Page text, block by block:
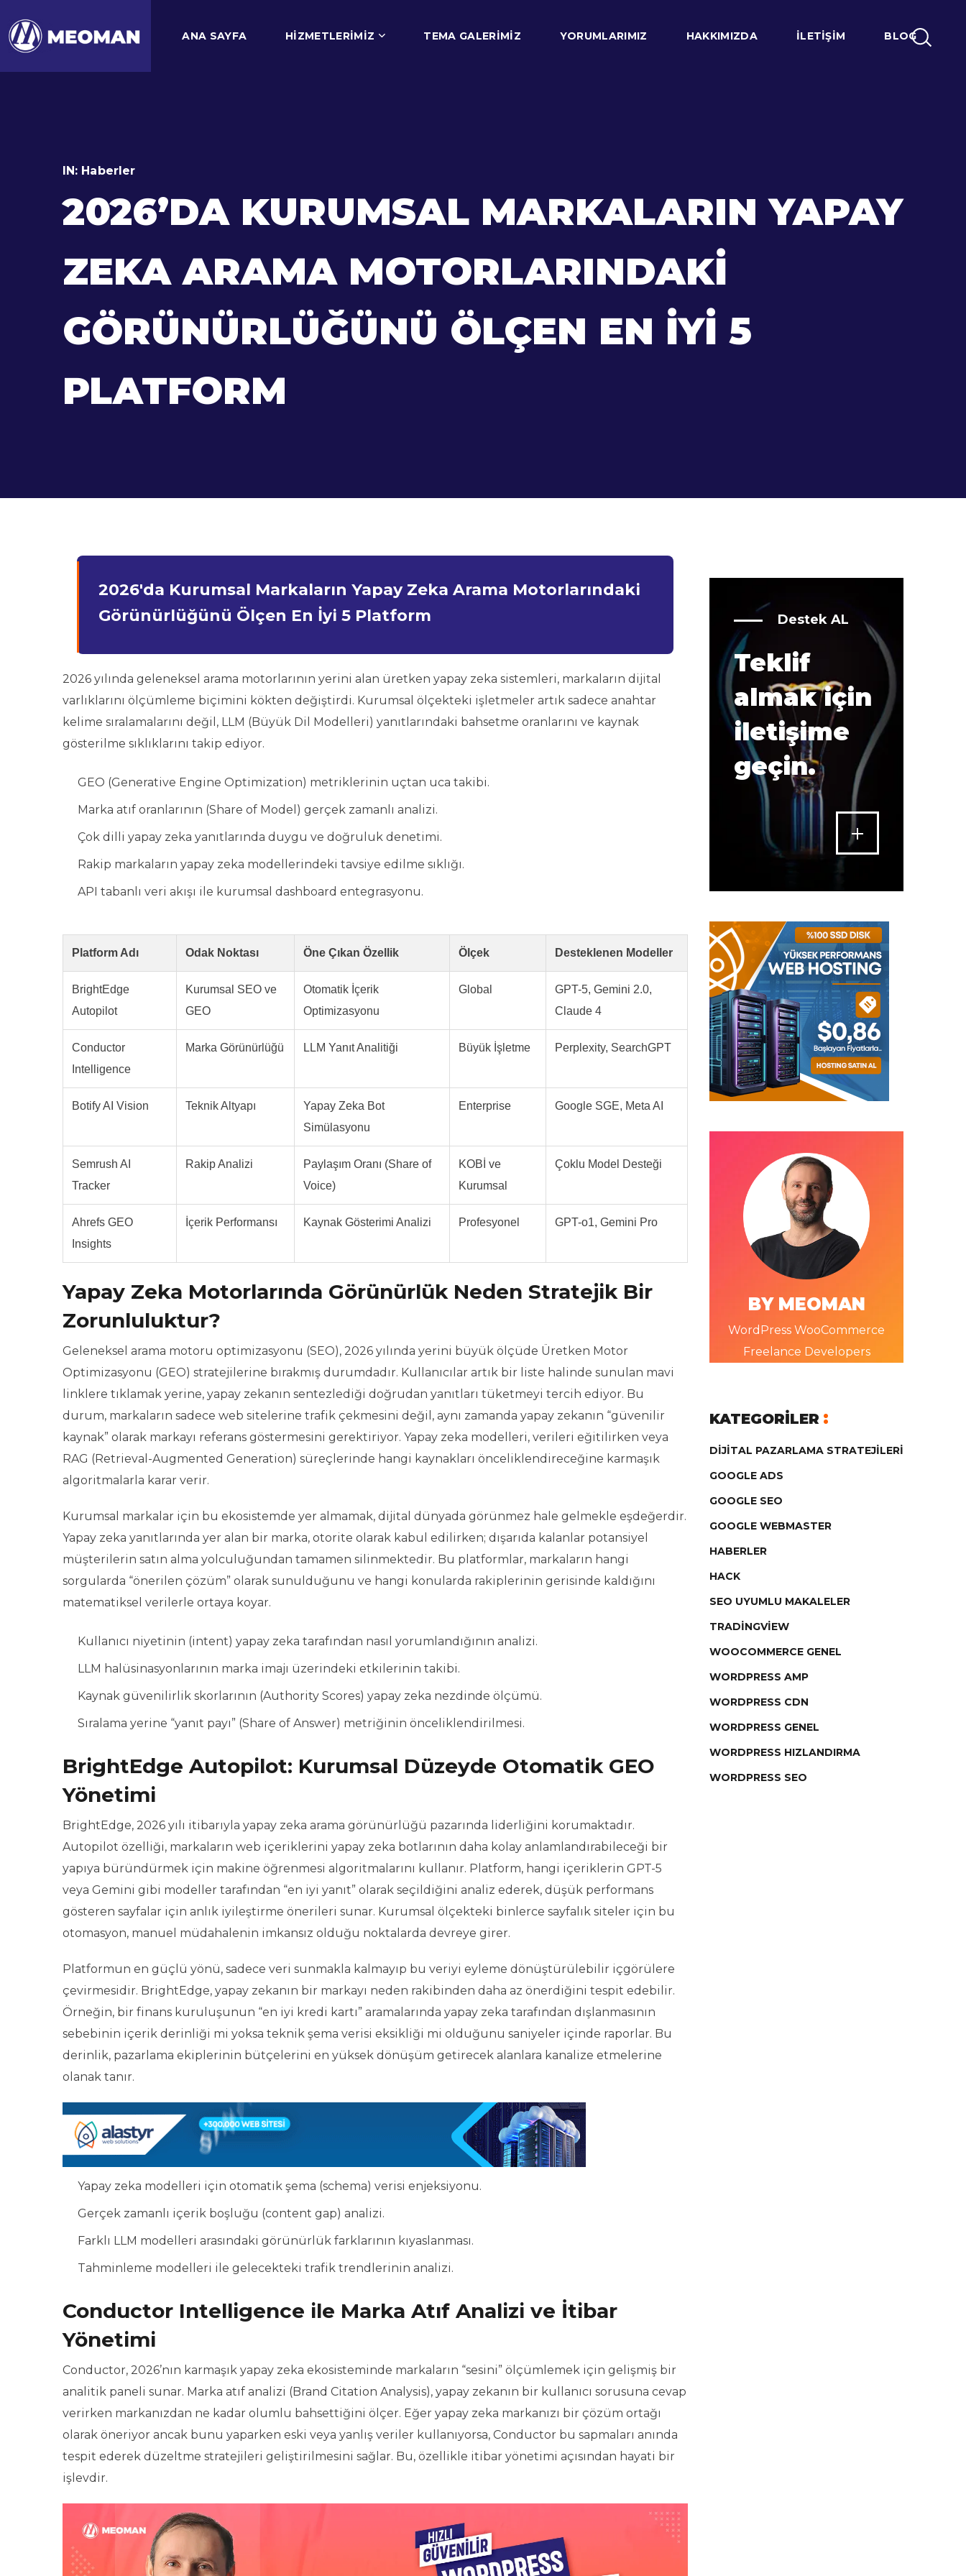
ANA SAYFA HIZMETLERIMIZ TEMA GALERIMIZ YORUMLARIMIZ HAKKIMIZDA İLETIŞIM BLOG
IN: Haberler
2026’DA KURUMSAL MARKALARIN YAPAY
ZEKA ARAMA MOTORLARINDAKI
GÖRÜNÜRLÜĞÜNÜ ÖLÇEN EN İYI 5
PLATFORM
2026'da Kurumsal Markaların Yapay Zeka Arama Motorlarındaki
Görünürlüğünü Ölçen En İyi 5 Platform
2026 yılında geleneksel arama motorlarının yerini alan üretken yapay zeka sistemleri, markaların dijital
varlıklarını ölçümleme biçimini kökten değiştirdi. Kurumsal ölçekteki işletmeler artık sadece anahtar
kelime sıralamalarını değil, LLM (Büyük Dil Modelleri) yanıtlarındaki bahsetme oranlarını ve kaynak
gösterilme sıklıklarını takip ediyor.
GEO (Generative Engine Optimization) metriklerinin uçtan uca takibi.
Marka atıf oranlarının (Share of Model) gerçek zamanlı analizi.
Çok dilli yapay zeka yanıtlarında duygu ve doğruluk denetimi.
Rakip markaların yapay zeka modellerindeki tavsiye edilme sıklığı.
API tabanlı veri akışı ile kurumsal dashboard entegrasyonu.
Platform Adı Odak Noktası Öne Çıkan Özellik Ölçek Desteklenen Modeller
BrightEdge
Autopilot
Kurumsal SEO ve
GEO
Otomatik İçerik
Optimizasyonu
Global
GPT-5, Gemini 2.0,
Claude 4
Conductor
Intelligence
Marka Görünürlüğü LLM Yanıt Analitiği Büyük İşletme Perplexity, SearchGPT
Botify AI Vision Teknik Altyapı
Yapay Zeka Bot
Simülasyonu
Enterprise Google SGE, Meta AI
Semrush AI
Tracker
Rakip Analizi
Paylaşım Oranı (Share of
Voice)
KOBİ ve
Kurumsal
Çoklu Model Desteği
Ahrefs GEO
Insights
İçerik Performansı Kaynak Gösterimi Analizi Profesyonel GPT-o1, Gemini Pro
Yapay Zeka Motorlarında Görünürlük Neden Stratejik Bir
Zorunluluktur?
Geleneksel arama motoru optimizasyonu (SEO), 2026 yılında yerini büyük ölçüde Üretken Motor
Optimizasyonu (GEO) stratejilerine bırakmış durumdadır. Kullanıcılar artık bir liste halinde sunulan mavi
linklere tıklamak yerine, yapay zekanın sentezlediği doğrudan yanıtları tüketmeyi tercih ediyor. Bu
durum, markaların sadece web sitelerine trafik çekmesini değil, aynı zamanda yapay zekanın “güvenilir
kaynak” olarak markayı referans göstermesini gerektiriyor. Yapay zeka modelleri, verileri eğitilirken veya
RAG (Retrieval-Augmented Generation) süreçlerinde hangi kaynakları önceliklendireceğine karmaşık
algoritmalarla karar verir.
Kurumsal markalar için bu ekosistemde yer almamak, dijital dünyada görünmez hale gelmekle eşdeğerdir.
Yapay zeka yanıtlarında yer alan bir marka, otorite olarak kabul edilirken; dışarıda kalanlar potansiyel
müşterilerin satın alma yolculuğundan tamamen silinmektedir. Bu platformlar, markaların hangi
sorgularda “önerilen çözüm” olarak sunulduğunu ve hangi konularda rakiplerinin gerisinde kaldığını
matematiksel verilerle ortaya koyar.
Kullanıcı niyetinin (intent) yapay zeka tarafından nasıl yorumlandığının analizi.
LLM halüsinasyonlarının marka imajı üzerindeki etkilerinin takibi.
Kaynak güvenilirlik skorlarının (Authority Scores) yapay zeka nezdinde ölçümü.
Sıralama yerine “yanıt payı” (Share of Answer) metriğinin önceliklendirilmesi.
BrightEdge Autopilot: Kurumsal Düzeyde Otomatik GEO
Yönetimi
BrightEdge, 2026 yılı itibarıyla yapay zeka arama görünürlüğü pazarında liderliğini korumaktadır.
Autopilot özelliği, markaların web içeriklerini yapay zeka botlarının daha kolay anlamlandırabileceği bir
yapıya büründürmek için makine öğrenmesi algoritmalarını kullanır. Platform, hangi içeriklerin GPT-5
veya Gemini gibi modeller tarafından “en iyi yanıt” olarak seçildiğini analiz ederek, düşük performans
gösteren sayfalar için anlık iyileştirme önerileri sunar. Kurumsal ölçekteki binlerce sayfalık siteler için bu
otomasyon, manuel müdahalenin imkansız olduğu noktalarda devreye girer.
Platformun en güçlü yönü, sadece veri sunmakla kalmayıp bu veriyi eyleme dönüştürülebilir içgörülere
çevirmesidir. BrightEdge, yapay zekanın bir markayı neden rakibinden daha az önerdiğini tespit edebilir.
Örneğin, bir finans kuruluşunun “en iyi kredi kartı” aramalarında yapay zeka tarafından dışlanmasının
sebebinin içerik derinliği mi yoksa teknik şema verisi eksikliği mi olduğunu saniyeler içinde raporlar. Bu
derinlik, pazarlama ekiplerinin bütçelerini en yüksek dönüşüm getirecek alanlara kanalize etmelerine
olanak tanır.
Yapay zeka modelleri için otomatik şema (schema) verisi enjeksiyonu.
Gerçek zamanlı içerik boşluğu (content gap) analizi.
Farklı LLM modelleri arasındaki görünürlük farklarının kıyaslanması.
Tahminleme modelleri ile gelecekteki trafik trendlerinin analizi.
Conductor Intelligence ile Marka Atıf Analizi ve İtibar
Yönetimi
Conductor, 2026’nın karmaşık yapay zeka ekosisteminde markaların “sesini” ölçümlemek için gelişmiş bir
analitik paneli sunar. Marka atıf analizi (Brand Citation Analysis), yapay zekanın bir kullanıcı sorusuna cevap
verirken markanızdan ne kadar olumlu bahsettiğini ölçer. Eğer yapay zeka markanızı bir çözüm ortağı
olarak öneriyor ancak bunu yaparken eski veya yanlış veriler kullanıyorsa, Conductor bu sapmaları anında
tespit ederek düzeltme stratejileri geliştirilmesini sağlar. Bu, özellikle itibar yönetimi açısından hayati bir
işlevdir.
Destek AL
Teklif
almak için
iletişime
geçin.
BY MEOMAN
WordPress WooCommerce
Freelance Developers
KATEGORILER
DIJITAL PAZARLAMA STRATEJILERI
GOOGLE ADS
GOOGLE SEO
GOOGLE WEBMASTER
HABERLER
HACK
SEO UYUMLU MAKALELER
TRADINGVIEW
WOOCOMMERCE GENEL
WORDPRESS AMP
WORDPRESS CDN
WORDPRESS GENEL
WORDPRESS HIZLANDIRMA
WORDPRESS SEO